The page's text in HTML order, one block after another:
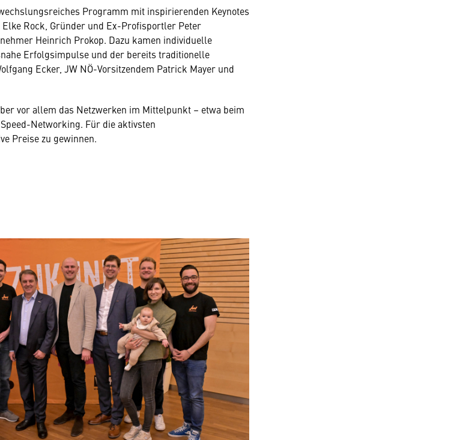
Programm mit inspirierenden Keynotes
Rock, Gründer und Ex-Profisportler Peter
Heinrich Prokop. Dazu kamen individuelle
Erfolgsimpulse und der bereits traditionelle
Ecker, JW NÖ-Vorsitzendem Patrick Mayer und
vor allem das Netzwerken im Mittelpunkt – etwa beim
Networking. Für die aktivsten
Preise zu gewinnen.